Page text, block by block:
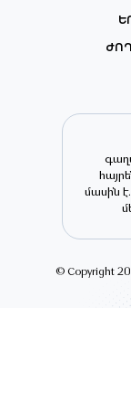
մասին
© Copyright